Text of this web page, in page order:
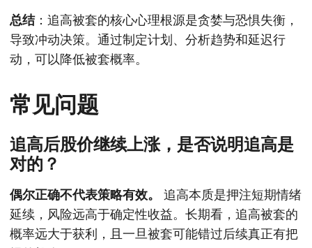
总结：追高被套的核心心理根源是贪婪与恐惧失衡，
导致冲动决策。通过制定计划、分析趋势和延迟行
动，可以降低被套概率。
常见问题
追高后股价继续上涨，是否说明追高是
对的？
偶尔正确不代表策略有效。
追高本质是押注短期情绪
延续，风险远高于确定性收益。长期看，追高被套的
概率远大于获利，且一旦被套可能错过后续真正有把